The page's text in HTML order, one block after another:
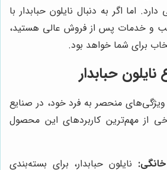
اما اگر به دنبال نایلون حبابدار با
و خدمات پس از فروش عالی هستید،
برای شما خواهد بود.
حبابدار
ویژگی‌های منحصر به فرد خود، در صنایع
از مهم‌ترین کاربردهای این محصول
نایلون حبابدار، برای بسته‌بندی